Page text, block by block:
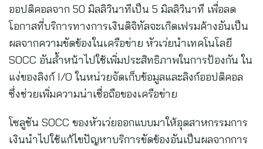
ออปติคอลจาก 50 มิลลิวินาทีเป็น 5 มิลลิวินาที เพื่อลด
โอกาสที่บริการทางการเงินดิจิทัลจะเกิดเฟรมค้างอันเป็น
ผลจากความขัดข้องในเครือข่าย หัวเว่ยนำเทคโนโลยี
SOCC อันล้ำหน้าไปใช้เพิ่มประสิทธิภาพในการป้องกัน ใน
แง่ของลิงก์ I/O ในหน่วยจัดเก็บข้อมูลและลิงก์ออปติคอล
ซึ่งช่วยเพิ่มความน่าเชื่อถือของเครือข่าย
โซลูชัน SOCC ของหัวเว่ยออกแบบมาให้อุตสาหกรรมการ
เงินนำไปใช้แก้ไขปัญหาบริการขัดข้องอันเป็นผลจากการ